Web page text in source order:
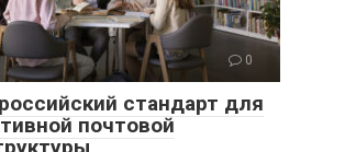
0
стандарт для
почтовой